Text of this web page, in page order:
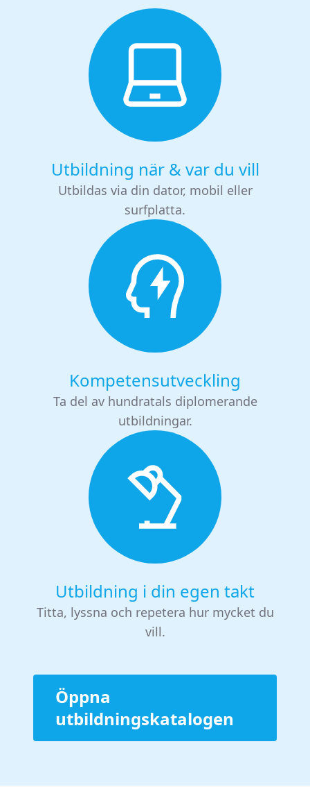
Utbildning när & var du vill
Utbildas via din dator, mobil eller
surfplatta.
Kompetensutveckling
Ta del av hundratals diplomerande
utbildningar.
Utbildning i din egen takt
Titta, lyssna och repetera hur mycket du
vill.
Öppna
utbildningskatalogen